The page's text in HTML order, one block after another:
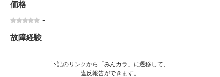
価格
-
故障経験
下記のリンクから「みんカラ」に遷移して、
違反報告ができます。